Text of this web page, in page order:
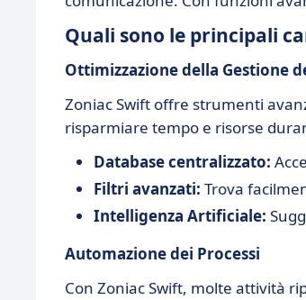
Quali sono le principali
Ottimizzazione della Gestione
Zoniac Swift offre strumenti
risparmiare tempo e risorse
Database centralizzato:
Filtri avanzati: Trova
Intelligenza Artificiale:
Automazione dei Processi
Con Zoniac Swift, molte attività